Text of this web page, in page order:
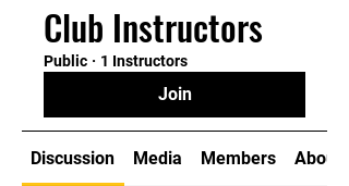
Club Instructors
Public · 1 Instructors
Join
Discussion Media Members About